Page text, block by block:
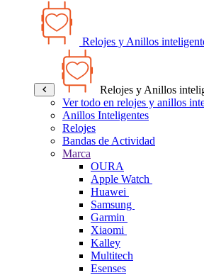
Relojes y Anillos
Relojes y Anillos
Ver todo en relojes y anillos
Anillos Inteligentes
Relojes
Bandas de Actividad
Marca
OURA
Apple Watch
Huawei
Samsung
Garmin
Xiaomi
Kalley
Multitech
Esenses